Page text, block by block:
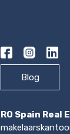
Blog
RO Spain Real